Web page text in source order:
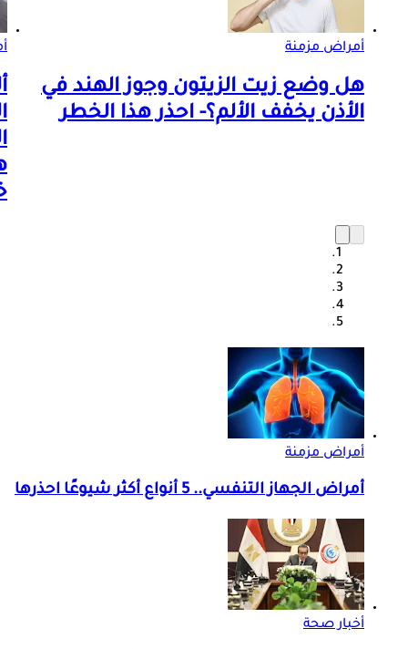
أمراض مزمنة
هل وضع زيت الزيتون وجوز الهند في
الأذن يخفف الألم؟- احذر هذا الخطر
أمراض مزمنة
أمراض الجهاز التنفسي.. 5 أنواع أكثر شيوعًا احذرها
أخبار صحة